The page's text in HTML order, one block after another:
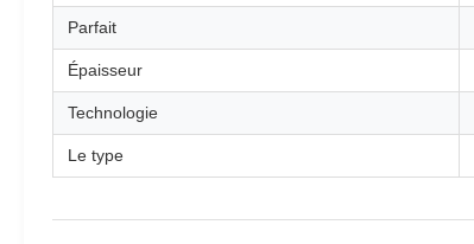
Parfait
Épaisseur
Technologie
Le type